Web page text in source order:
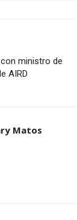
ministro de
AIRD
Matos